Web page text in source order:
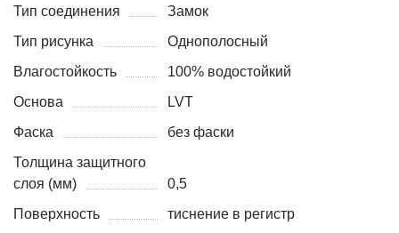
Тип соединения
Замок
Тип рисунка
Однополосный
Влагостойкость
100% водостойкий
Основа
LVT
Фаска
без фаски
Толщина защитного
слоя (мм)
0,5
Поверхность
тиснение в регистр